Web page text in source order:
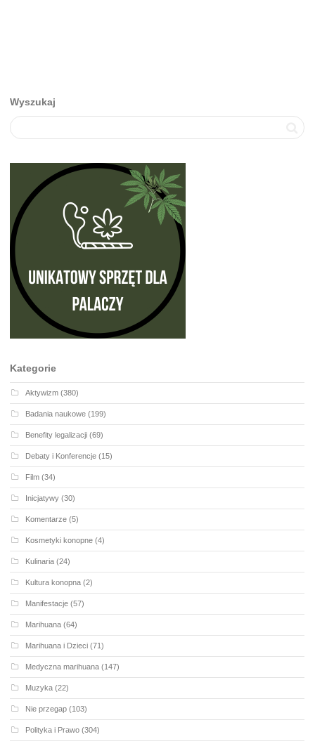
Wyszukaj
Kategorie
Aktywizm (380)
Badania naukowe (199)
Benefity legalizacji (69)
Debaty i Konferencje (15)
Film (34)
Inicjatywy (30)
Komentarze (5)
Kosmetyki konopne (4)
Kulinaria (24)
Kultura konopna (2)
Manifestacje (57)
Marihuana (64)
Marihuana i Dzieci (71)
Medyczna marihuana (147)
Muzyka (22)
Nie przegap (103)
Polityka i Prawo (304)